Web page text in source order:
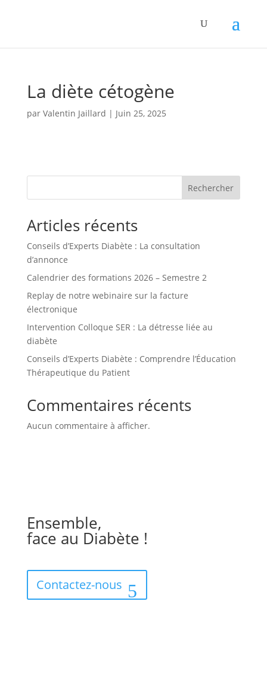
La diète cétogène
par Valentin Jaillard | Juin 25, 2025
Rechercher
Articles récents
Conseils d’Experts Diabète : La consultation
d’annonce
Calendrier des formations 2026 – Semestre 2
Replay de notre webinaire sur la facture
électronique
Intervention Colloque SER : La détresse liée au
diabète
Conseils d’Experts Diabète : Comprendre l’Éducation
Thérapeutique du Patient
Commentaires récents
Aucun commentaire à afficher.
Ensemble,
face au Diabète !
Contactez-nous